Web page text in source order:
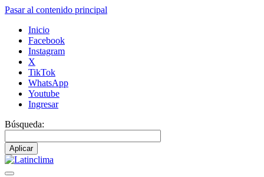
Pasar al contenido principal
Inicio
Facebook
Instagram
X
TikTok
WhatsApp
Youtube
Ingresar
Búsqueda: